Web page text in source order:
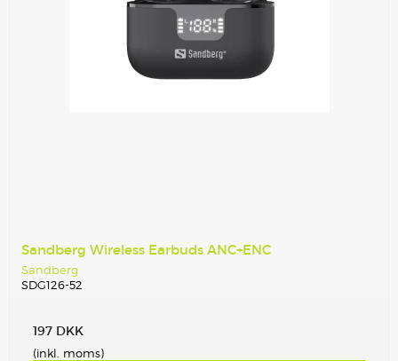
Sandberg Wireless Earbuds ANC+ENC
Sandberg
SDG126-52
197 DKK
(inkl. moms)